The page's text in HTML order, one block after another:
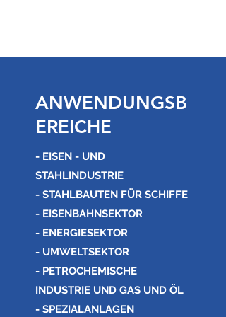
ANWENDUNGSB
EREICHE
- EISEN - UND
STAHLINDUSTRIE
- STAHLBAUTEN FÜR SCHIFFE
- EISENBAHNSEKTOR
- ENERGIESEKTOR
- UMWELTSEKTOR
- PETROCHEMISCHE
INDUSTRIE UND GAS UND ÖL
- SPEZIALANLAGEN